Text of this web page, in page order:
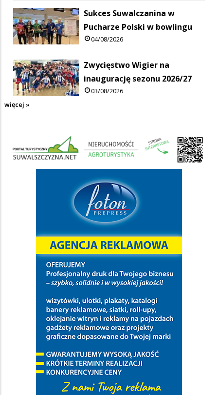
Sukces Suwalczanina w
Pucharze Polski w bowlingu
04/08/2026
Zwycięstwo Wigier na
inaugurację sezonu 2026/27
03/08/2026
więcej »